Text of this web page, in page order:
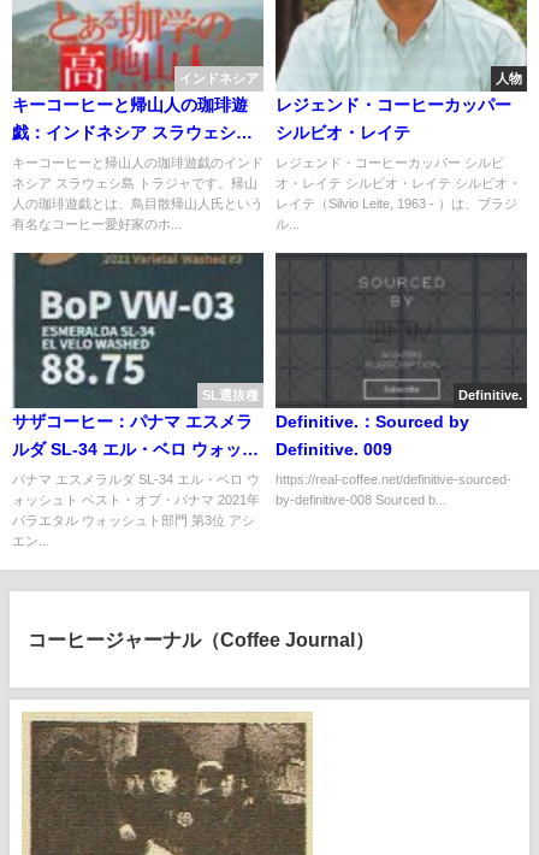
インドネシア
キーコーヒーと帰山人の珈琲遊
戯：インドネシア スラウェシ島
トラジャ
キーコーヒーと帰山人の珈琲遊戯のインド
ネシア スラウェシ島 トラジャです。帰山
人の珈琲遊戯とは、鳥目散帰山人氏という
有名なコーヒー愛好家のホ...
人物
レジェンド・コーヒーカッパー
シルビオ・レイテ
レジェンド・コーヒーカッパー シルビ
オ・レイテ シルビオ・レイテ シルビオ・
レイテ（Silvio Leite, 1963 - ）は、ブラジ
ル...
SL選抜種
サザコーヒー：パナマ エスメラ
ルダ SL-34 エル・ベロ ウォッシ
ュト ベスト・オブ・パナマ 2021
年 バラエタル ウォッシュト部門
第3位
パナマ エスメラルダ SL-34 エル・ベロ ウ
ォッシュト ベスト・オブ・パナマ 2021年
バラエタル ウォッシュト部門 第3位 アシ
エン...
Definitive.
Definitive.：Sourced by
Definitive. 009
https://real-coffee.net/definitive-sourced-
by-definitive-008 Sourced b...
コーヒージャーナル（Coffee Journal）